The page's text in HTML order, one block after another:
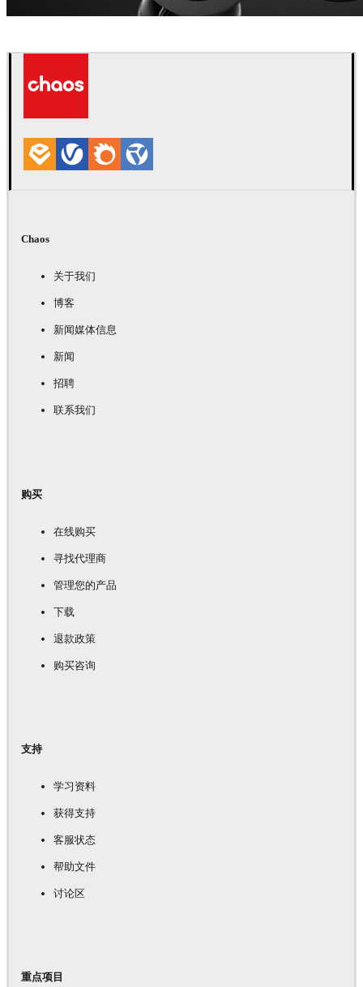
Chaos
关于我们
博客
新闻媒体信息
新闻
招聘
联系我们
购买
在线购买
寻找代理商
管理您的产品
下载
退款政策
购买咨询
支持
学习资料
获得支持
客服状态
帮助文件
讨论区
重点项目